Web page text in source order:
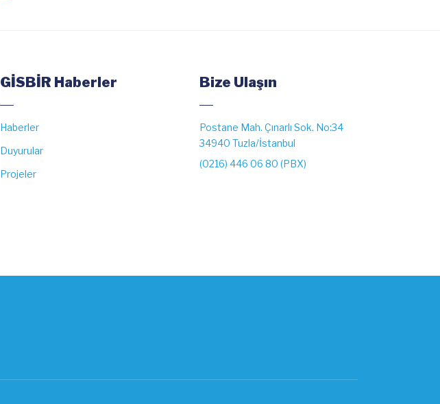
GİSBİR Haberler
Haberler
Duyurular
Projeler
Bize Ulaşın
Postane Mah. Çınarlı Sok. No:34
34940 Tuzla/İstanbul
(0216) 446 06 80 (PBX)